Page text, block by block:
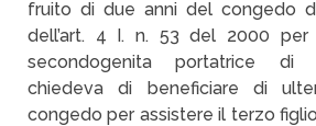
fruito di due anni del congedo
dell’art. 4 I. n. 53 del 2000 per
secondogenita portatrice di
chiedeva di beneficiare di
congedo per assistere il terzo